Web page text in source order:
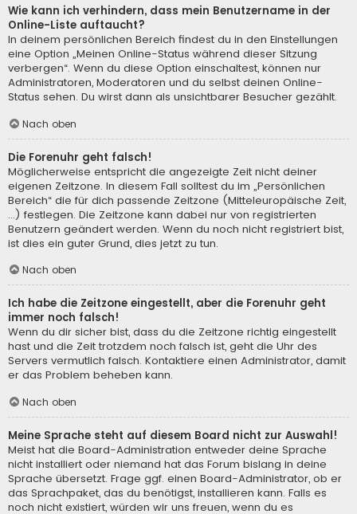
Wie kann ich verhindern, dass mein Benutzername in der
Online-Liste auftaucht?
In deinem persönlichen Bereich findest du in den Einstellungen
eine Option „Meinen Online-Status während dieser Sitzung
verbergen“. Wenn du diese Option einschaltest, können nur
Administratoren, Moderatoren und du selbst deinen Online-
Status sehen. Du wirst dann als unsichtbarer Besucher gezählt.
Nach oben
Die Forenuhr geht falsch!
Möglicherweise entspricht die angezeigte Zeit nicht deiner
eigenen Zeitzone. In diesem Fall solltest du im „Persönlichen
Bereich“ die für dich passende Zeitzone (Mitteleuropäische Zeit,
...) festlegen. Die Zeitzone kann dabei nur von registrierten
Benutzern geändert werden. Wenn du noch nicht registriert bist,
ist dies ein guter Grund, dies jetzt zu tun.
Nach oben
Ich habe die Zeitzone eingestellt, aber die Forenuhr geht
immer noch falsch!
Wenn du dir sicher bist, dass du die Zeitzone richtig eingestellt
hast und die Zeit trotzdem noch falsch ist, geht die Uhr des
Servers vermutlich falsch. Kontaktiere einen Administrator, damit
er das Problem beheben kann.
Nach oben
Meine Sprache steht auf diesem Board nicht zur Auswahl!
Meist hat die Board-Administration entweder deine Sprache
nicht installiert oder niemand hat das Forum bislang in deine
Sprache übersetzt. Frage ggf. einen Board-Administrator, ob er
das Sprachpaket, das du benötigst, installieren kann. Falls es
noch nicht existiert, würden wir uns freuen, wenn du es